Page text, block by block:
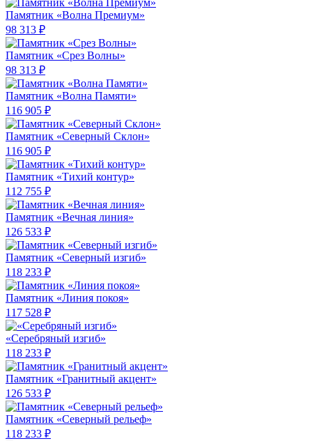
Памятник «Волна Премиум»
98 313 ₽
Памятник «Срез Волны»
98 313 ₽
Памятник «Волна Памяти»
116 905 ₽
Памятник «Северный Склон»
116 905 ₽
Памятник «Тихий контур»
112 755 ₽
Памятник «Вечная линия»
126 533 ₽
Памятник «Северный изгиб»
118 233 ₽
Памятник «Линия покоя»
117 528 ₽
«Серебряный изгиб»
118 233 ₽
Памятник «Гранитный акцент»
126 533 ₽
Памятник «Северный рельеф»
118 233 ₽